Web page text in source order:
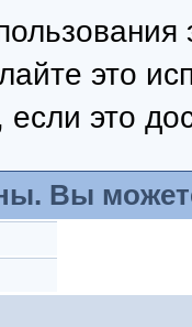
это
если это
Вы